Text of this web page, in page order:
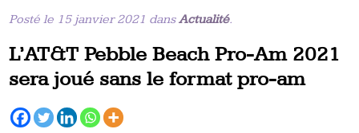
Posté le 15 janvier 2021 dansActualité.
L’AT&T Pebble Beach Pro-Am 2021
sera joué sans le format pro-am